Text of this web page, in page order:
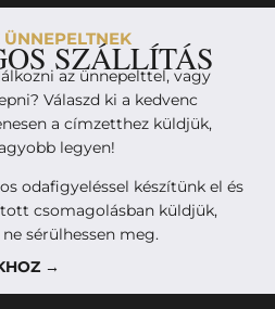
SZÁLLÍTÁS
az ünnepelttel, vagy
Válaszd ki a kedvenc
a címzetthez küldjük,
legyen!
odafigyeléssel készítünk el és
csomagolásban küldjük,
sérülhessen meg.
→